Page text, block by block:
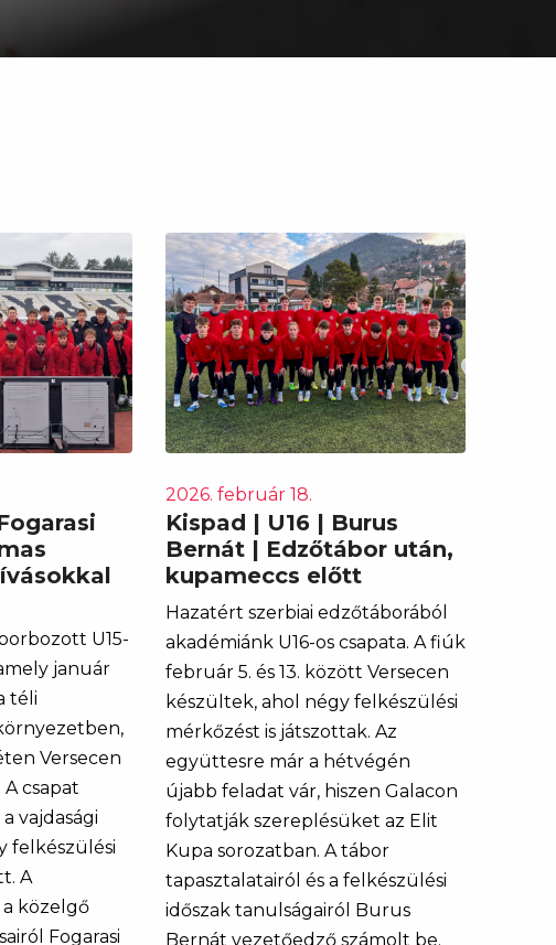
U15-
január
téli
Versecen
csapat
vajdasági
felkészülési
A
közelgő
Fogarasi
2026. február 18.
Kispad | U16 | Burus
Bernát | Edzőtábor után,
kupameccs előtt
Hazatért szerbiai edzőtáborából
akadémiánk U16-os csapata. A fiúk
február 5. és 13. között Versecen
készültek, ahol négy felkészülési
mérkőzést is játszottak. Az
együttesre már a hétvégén
újabb feladat vár, hiszen Galacon
folytatják szereplésüket az Elit
Kupa sorozatban. A tábor
tapasztalatairól és a felkészülési
időszak tanulságairól Burus
Bernát vezetőedző számolt be.